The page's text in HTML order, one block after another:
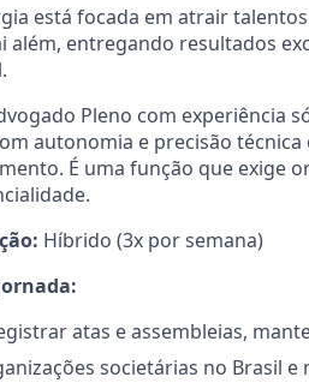
está focada em atrair
além, entregando resultados
Pleno com experiência
autonomia e precisão
É uma função que exige
Híbrido (3x por semana)
atas e assembleias,
societárias no Brasil e